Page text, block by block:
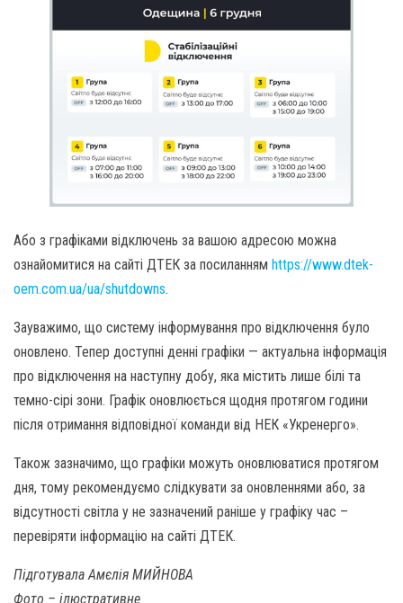
Або з графіками відключень за вашою адресою можна
ознайомитися на сайті ДТЕК за посиланням https://www.dtek-
oem.com.ua/ua/shutdowns.
Зауважимо, що систему інформування про відключення було
оновлено. Тепер доступні денні графіки — актуальна інформація
про відключення на наступну добу, яка містить лише білі та
темно-сірі зони. Графік оновлюється щодня протягом години
після отримання відповідної команди від НЕК «Укренерго».
Також зазначимо, що графіки можуть оновлюватися протягом
дня, тому рекомендуємо слідкувати за оновленнями або, за
відсутності світла у не зазначений раніше у графіку час –
перевіряти інформацію на сайті ДТЕК.
Підготувала Амєлія МИЙНОВА
Фото – ілюстративне